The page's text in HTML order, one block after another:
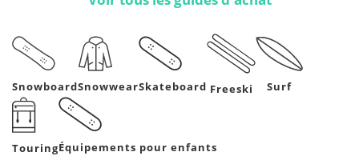
SnowboardSnowwearSkateboard Freeski Surf
TouringÉquipements pour enfants